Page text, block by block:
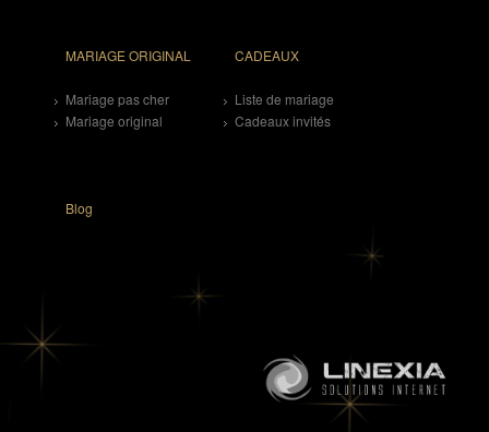
MARIAGE ORIGINAL
Mariage pas cher
Mariage original
CADEAUX
Liste de mariage
Cadeaux invités
Blog